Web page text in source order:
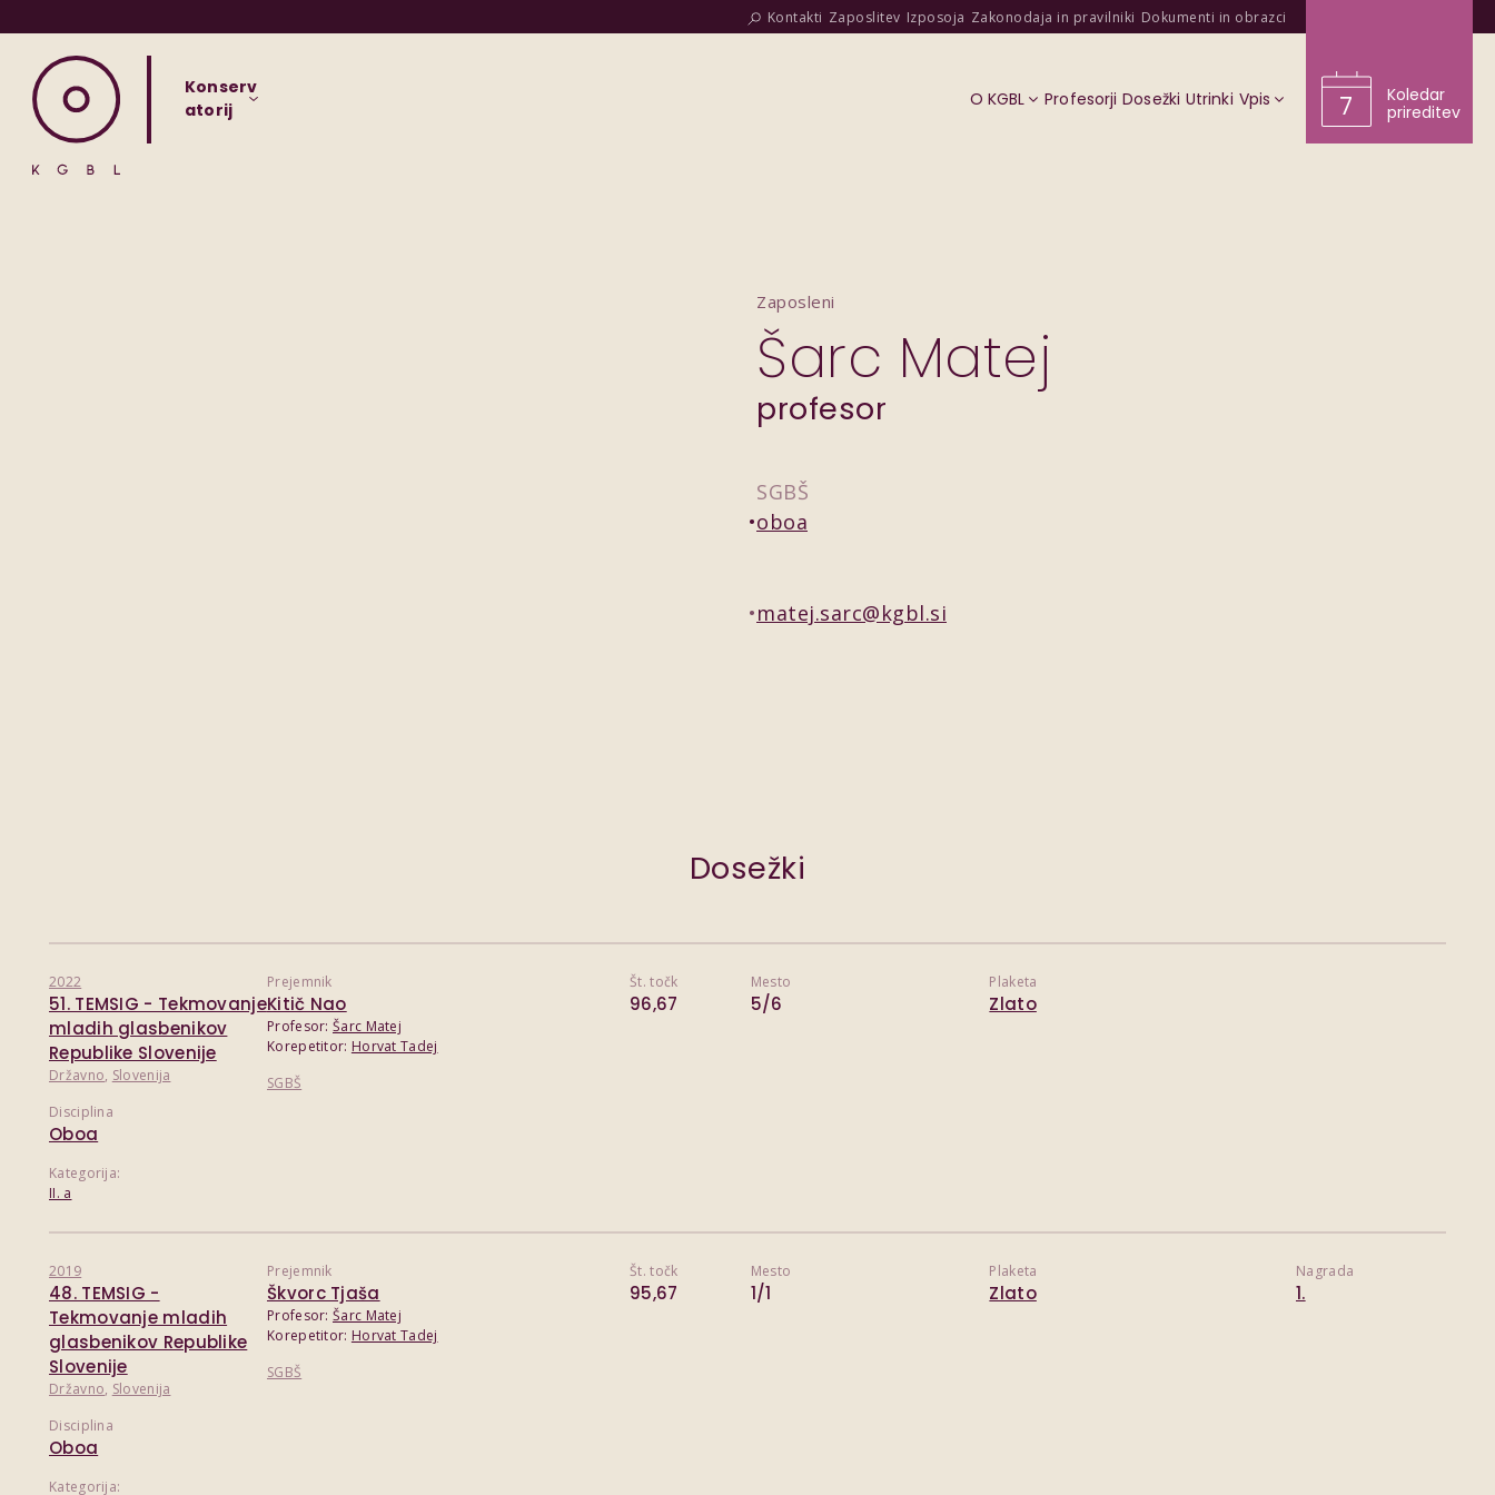
Kontakti Zaposlitev Izposoja Zakonodaja in pravilniki Dokumenti in obrazci
Konserv
atorij
O KGBL Profesorji Dosežki Utrinki Vpis 7
Koledar
prireditev
Zaposleni
Šarc Matej
profesor
SGBŠ
oboa
matej.sarc@kgbl.si
Dosežki
2022
51. TEMSIG - Tekmovanje
mladih glasbenikov
Republike Slovenije
Državno, Slovenija
Disciplina
Oboa
Kategorija:
II. a
Prejemnik
Kitič Nao
Profesor: Šarc Matej
Korepetitor: Horvat Tadej
SGBŠ
Št. točk
96,67
Mesto
5/6
Plaketa
Zlato
2019
48. TEMSIG -
Tekmovanje mladih
glasbenikov Republike
Slovenije
Državno, Slovenija
Disciplina
Oboa
Kategorija:
Prejemnik
Škvorc Tjaša
Profesor: Šarc Matej
Korepetitor: Horvat Tadej
SGBŠ
Št. točk
95,67
Mesto
1/1
Plaketa
Zlato
Nagrada
1.